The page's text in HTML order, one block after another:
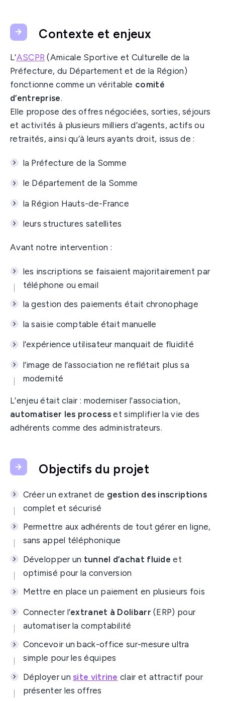
Contexte et enjeux
L’ASCPR (Amicale Sportive et Culturelle de la
Préfecture, du Département et de la Région)
fonctionne comme un véritable comité
d’entreprise.
Elle propose des offres négociées, sorties, séjours
et activités à plusieurs milliers d’agents, actifs ou
retraités, ainsi qu’à leurs ayants droit, issus de :
la Préfecture de la Somme
le Département de la Somme
la Région Hauts-de-France
leurs structures satellites
Avant notre intervention :
les inscriptions se faisaient majoritairement par
téléphone ou email
la gestion des paiements était chronophage
la saisie comptable était manuelle
l’expérience utilisateur manquait de fluidité
l’image de l’association ne reflétait plus sa
modernité
L’enjeu était clair : moderniser l’association,
automatiser les processet simplifier la vie des
adhérents comme des administrateurs.
Objectifs du projet
Créer un extranet de gestion des inscriptions
complet et sécurisé
Permettre aux adhérents de tout gérer en ligne,
sans appel téléphonique
Développer un tunnel d’achat fluide et
optimisé pour la conversion
Mettre en place un paiement en plusieurs fois
Connecter l’extranet à Dolibarr (ERP) pour
automatiser la comptabilité
Concevoir un back-office sur-mesure ultra
simple pour les équipes
Déployer un site vitrine clair et attractif pour
présenter les offres